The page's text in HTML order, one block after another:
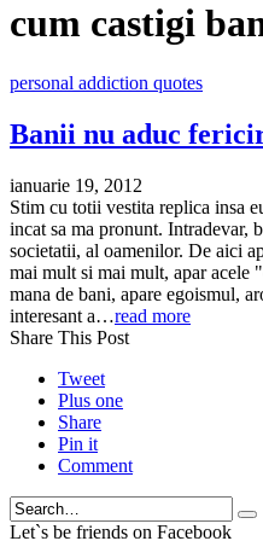
cum castigi
personal addiction quotes
Banii nu aduc
ianuarie 19, 2012
Stim cu totii vestita replica insa
incat sa ma pronunt. Intradevar,
societatii, al oamenilor. De aici
mai mult si mai mult, apar acele
mana de bani, apare egoismul,
interesant a…read more
Share This Post
Tweet
Plus one
Share
Pin it
Comment
Let`s be friends on Facebook